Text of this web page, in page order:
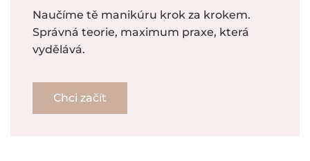
Naučíme tě manikúru krok za krokem.
Správná teorie, maximum praxe, která
vydělává.
Chci začít